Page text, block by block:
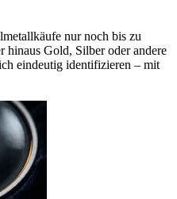
nur noch bis zu
hinaus Gold, Silber oder andere
eindeutig identifizieren – mit